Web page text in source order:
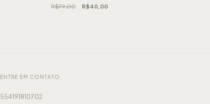
R$79,00 R$40,00
ENTRE EM CONTATO
554191810702